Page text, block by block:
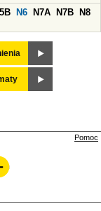
N6 N7A N7B
N8
Pomoc